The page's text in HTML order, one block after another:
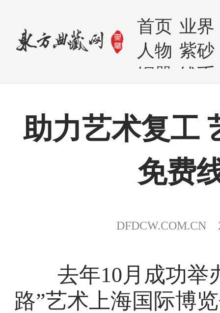
首页 业界
人物 紫砂
铜器
钱币
助力艺术复工
免费
DFDCW.COM.CN
去年10月成功举
路”艺术上海国际博